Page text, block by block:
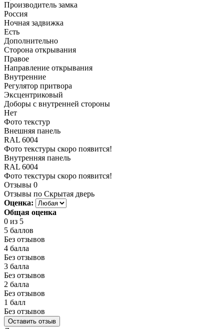
Производитель замка
Россия
Ночная задвижка
Есть
Дополнительно
Сторона открывания
Правое
Направление открывания
Внутренние
Регулятор притвора
Эксцентриковый
Доборы с внутренней стороны
Нет
Фото текстур
Внешняя панель
RAL 6004
Фото текстуры скоро появится!
Внутренняя панель
RAL 6004
Фото текстуры скоро появится!
Отзывы 0
Отзывы по Скрытая дверь
Оценка:
Общая оценка
0 из 5
5 баллов
Без отзывов
4 балла
Без отзывов
3 балла
Без отзывов
2 балла
Без отзывов
1 балл
Без отзывов
Оставить отзыв